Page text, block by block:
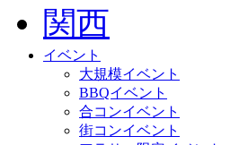
イベント
大規模イベント
BBQイベント
合コンイベント
街コンイベント